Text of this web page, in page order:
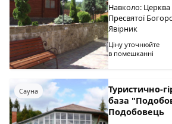
Навколо:
Пресвятої
Явірник
Ціну уточнюйте
в помешканні
Сауна
Туристично-
база
Подобовець